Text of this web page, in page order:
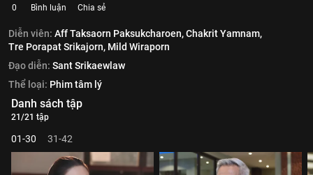
0 Bình luận Chia sẻ
Diễn viên: Aff Taksaorn Paksukcharoen,Chakrit Yamnam,
Tre Porapat Srikajorn, Mild Wiraporn
Đạo diễn: Sant Srikaewlaw
Thể loại: Phim tâm lý
Danh sách tập
21/21 tập
01-30 31-42